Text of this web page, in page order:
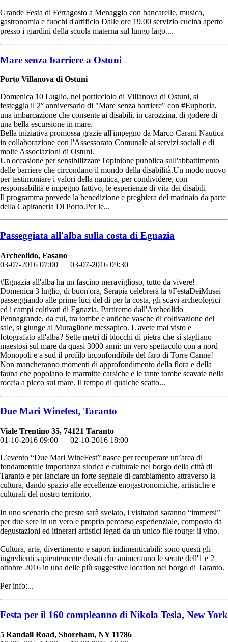
Grande Festa di Ferragosto a Menaggio con bancarelle, musica,
gastronomia e fuochi d'artificio Dalle ore 19.00 servizio cucina aperto
presso i giardini della scuola materna sul lungo lago....
Mare senza barriere a Ostuni
Porto Villanova di Ostuni
Domenica 10 Luglio, nel porticciolo di Villanova di Ostuni, si
festeggia il 2° anniversario di "Mare senza barriere" con ‪#Euphoria‬,
una imbarcazione che consente ai disabili, in carozzina, di godere di
una bella escursione in mare.
Bella iniziativa promossa grazie all'impegno da Marco Carani Nautica
in collaborazione con l'Assessorato Comunale ai servizi sociali e di
molte Associazioni di Ostuni.
Un'occasione per sensibilizzare l'opinione pubblica sull'abbattimento
delle barriere che circondano il mondo della disabilità.Un modo nuovo
per testimoniare i valori della nautica, per condividere, con
responsabilità e impegno fattivo, le esperienze di vita dei disabili
Il programma prevede la benedizione e preghiera del marinaio da parte
della Capitaneria Di Porto.Per le...
Passeggiata all'alba sulla costa di Egnazia
Archeolido, Fasano
03-07-2016 07:00
03-07-2016 09:30
#Egnazia all'alba ha un fascino meraviglioso, tutto da vivere!
Domenica 3 luglio, di buon'ora, Serapia celebrerà la #FestaDeiMusei
passeggiando alle prime luci del dì per la costa, gli scavi archeologici
ed i campi coltivati di Egnazia. Partiremo dall'Archeolido
Pennagrande, da cui, tra tombe e antiche vasche di coltivazione del
sale, si giunge al Muraglione messapico. L'avete mai visto e
fotografato all'alba? Sette metri di blocchi di pietra che si stagliano
maestosi sul mare da quasi 3000 anni: un vero spettacolo con a nord
Monopoli e a sud il profilo inconfondibile del faro di Torre Canne!
Non mancheranno momenti di approfondimento della flora e della
fauna che popolano le marmitte carsiche e le tante tombe scavate nella
roccia a picco sul mare. Il tempo di qualche scatto...
Due Mari Winefest, Taranto
Viale Trentino 35, 74121 Taranto
01-10-2016 09:00
02-10-2016 18:00
L’evento “Due Mari WineFest” nasce per recuperare un’area di
fondamentale importanza storica e culturale nel borgo della città di
Taranto e per lanciare un forte segnale di cambiamento attraverso la
cultura, dando spazio alle eccellenze enogastronomiche, artistiche e
culturali del nostro territorio.
In uno scenario che presto sarà svelato, i visitatori saranno “immersi”
per due sere in un vero e proprio percorso esperienziale, composto da
degustazioni ed itinerari artistici legati da un unico file rouge: il vino.
Cultura, arte, divertimento e sapori indimenticabili: sono questi gli
ingredienti sapientemente dosati che animeranno le serate dell'1 e 2
ottobre 2016 in una delle più suggestive location nel borgo di Taranto.
Per info:...
Festa per il 160 compleanno di Nikola Tesla, New York
5 Randall Road, Shoreham, NY 11786